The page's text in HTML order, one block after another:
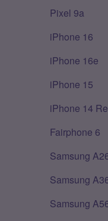
Pixel 9a
iPhone 16
iPhone 16e
iPhone 15
iPhone 14
Fairphone 6
Samsung
Samsung
Samsung